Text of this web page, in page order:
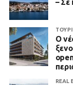
– Σε
Ο
REAL